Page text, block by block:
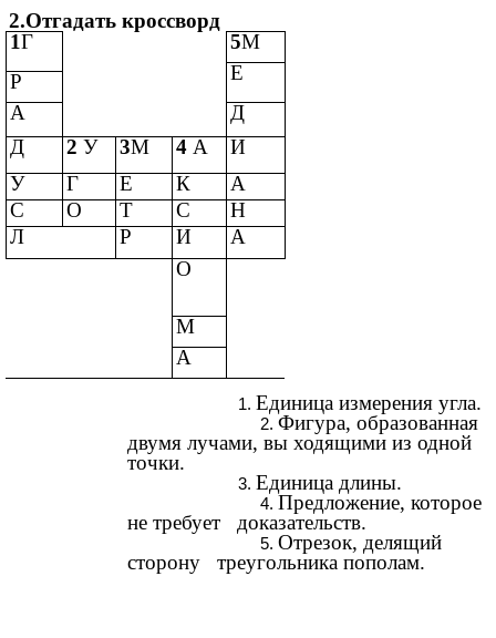
2.Отгадать кроссворд
1Г 5М
Е
Р
А
Д
Д
2 У 3М 4 А
И
У
Г Е К
А
С
О Т С
Н
Л
Р И
А
О
М
А
Единица измерения угла.
Фигура, образованная
двумя лучами, вы ходящими из одной
точки.
Единица длины.
Предложение, которое
не требует доказательств.
Отрезок, делящий
сторону треугольника пополам.